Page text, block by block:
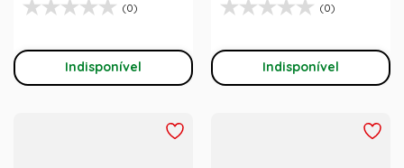
(0)
Indisponível
(0)
Indisponível